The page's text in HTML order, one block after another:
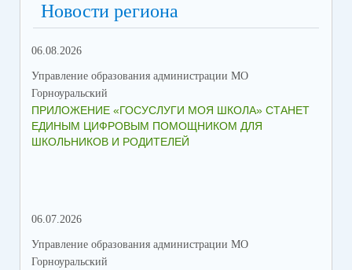
Новости региона
06.08.2026
Управление образования администрации МО
Горноуральский
ПРИЛОЖЕНИЕ «ГОСУСЛУГИ МОЯ ШКОЛА» СТАНЕТ
ЕДИНЫМ ЦИФРОВЫМ ПОМОЩНИКОМ ДЛЯ
ШКОЛЬНИКОВ И РОДИТЕЛЕЙ
06.07.2026
Управление образования администрации МО
Горноуральский